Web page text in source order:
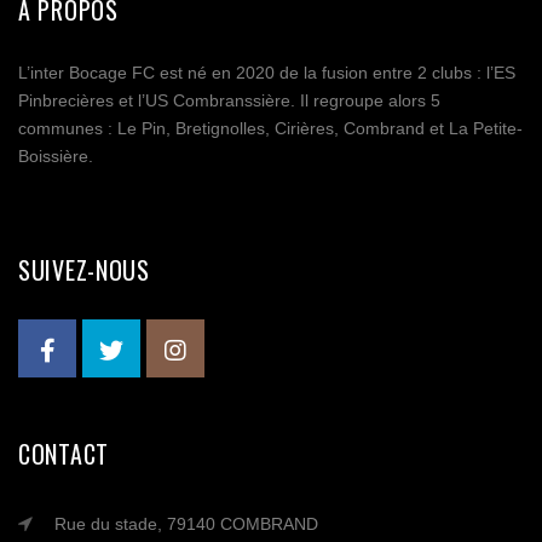
A PROPOS
L’inter Bocage FC est né en 2020 de la fusion entre 2 clubs : l’ES
Pinbrecières et l’US Combranssière. Il regroupe alors 5
communes : Le Pin, Bretignolles, Cirières, Combrand et La Petite-
Boissière.
SUIVEZ-NOUS
CONTACT
Rue du stade, 79140 COMBRAND